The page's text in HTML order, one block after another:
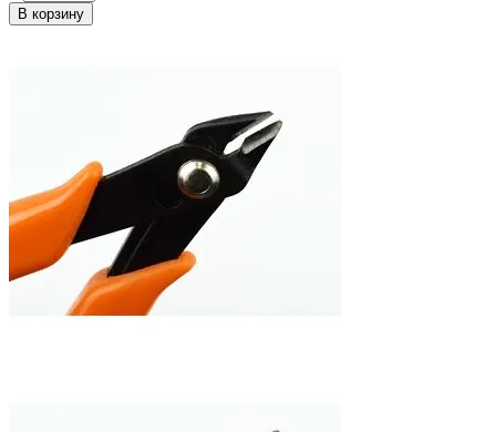
В корзину